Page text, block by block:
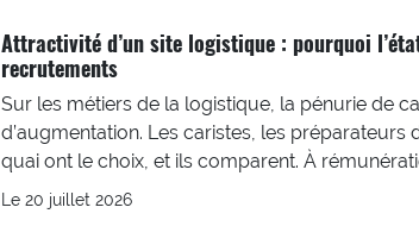
Attractivité d’un site logistique : pourquoi
recrutements
Sur les métiers de la logistique, la pénurie de
d’augmentation. Les caristes, les
quai ont le choix, et ils comparent. À
Le 20 juillet 2026